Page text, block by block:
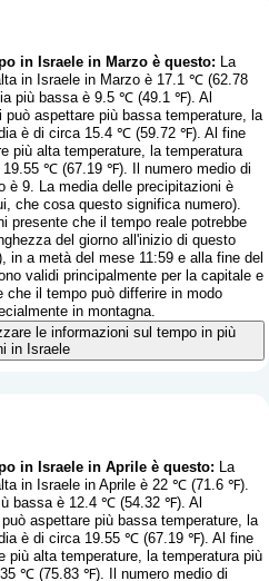
in Israele in Marzo è questo: La
in Israele in Marzo è 17.1 ℃ (62.78
più bassa è 9.5 ℃ (49.1 ℉). Al
aspettare più bassa temperature, la
è di circa 15.4 ℃ (59.72 ℉). Al fine
più alta temperature, la temperatura
19.55 ℃ (67.19 ℉). Il numero medio di
è 9. La media delle precipitazioni è
che cosa questo significa numero).
presente che il tempo reale potrebbe
del giorno all'inizio di questo
in a metà del mese 11:59 e alla fine del
validi principalmente per la capitale e
che il tempo può differire in modo
in montagna.
le informazioni sul tempo in più
in Israele
in Israele in Aprile è questo: La
in Israele in Aprile è 22 ℃ (71.6 ℉).
bassa è 12.4 ℃ (54.32 ℉). Al
aspettare più bassa temperature, la
è di circa 19.55 ℃ (67.19 ℉). Al fine
più alta temperature, la temperatura più
℃ (75.83 ℉). Il numero medio di